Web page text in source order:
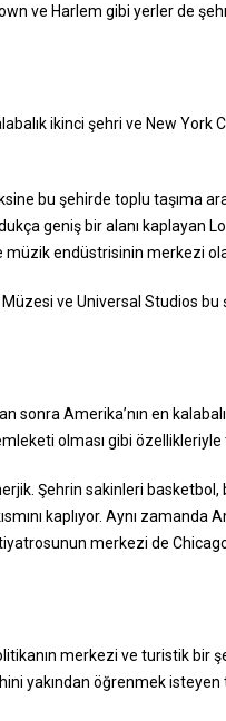
ve Harlem gibi yerler de
ikinci şehri ve New
bu şehirde toplu taşıma
geniş bir alanı
müzik endüstrisinin merkezi
ve Universal Studios bu
sonra Amerika’nın en
olması gibi
Şehrin sakinleri
kaplıyor. Aynı
merkezi de
merkezi ve turistik
yakından öğrenmek isteyen